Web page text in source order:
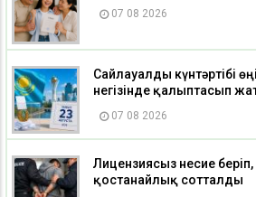
07 08 2026
Сайлауалды күнтәртібі
негізінде қалыптасып
07 08 2026
Лицензиясыз несие
қостанайлық сотталды